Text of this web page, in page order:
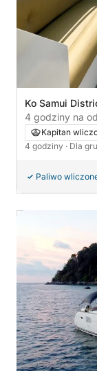
Ko Samui
4 godziny na
motorową
Kapitan
4 godziny · Dla
Paliwo